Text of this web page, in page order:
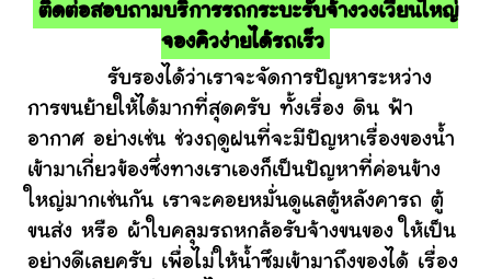
ติดต่อสอบถามบริการรถกระบะรับจ้างวงเวียนใหญ่
จองคิวง่ายได้รถเร็ว
รับรองได้ว่าเราจะจัดการปัญหาระหว่าง
การขนย้ายให้ได้มากที่สุดครับ ทั้งเรื่อง ดิน ฟ้า
อากาศ อย่างเช่น ช่วงฤดูฝนที่จะมีปัญหาเรื่องของน้ำ
เข้ามาเกี่ยวข้องซึ่งทางเราเองก็เป็นปัญหาที่ค่อนข้าง
ใหญ่มากเช่นกัน เราจะคอยหมั่นดูแลตู้หลังคารถ ตู้
ขนส่ง หรือ ผ้าใบคลุมรถหกล้อรับจ้างขนของ ให้เป็น
อย่างดีเลยครับ เพื่อไม่ให้น้ำซึมเข้ามาถึงของได้ เรื่อง